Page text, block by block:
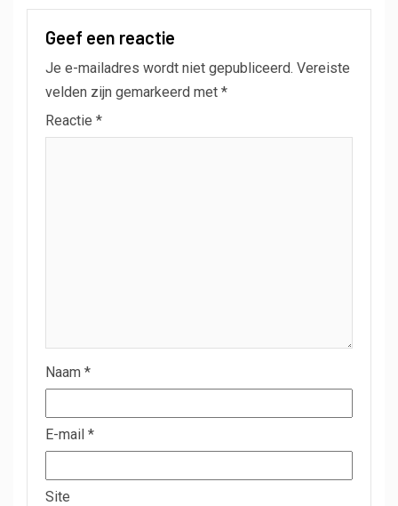
Geef een reactie
Je e-mailadres wordt niet gepubliceerd. Vereiste
velden zijn gemarkeerd met *
Reactie *
Naam *
E-mail *
Site